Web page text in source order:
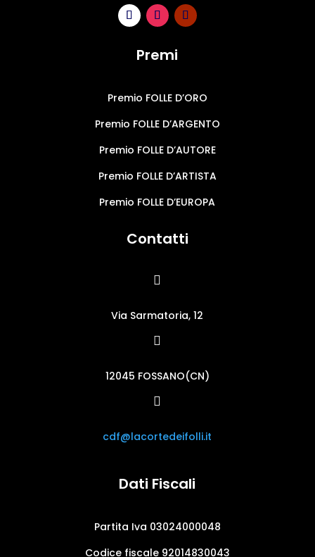
Premi
Premio FOLLE D’ORO
Premio FOLLE D’ARGENTO
Premio FOLLE D’AUTORE
Premio FOLLE D’ARTISTA
Premio FOLLE D’EUROPA
Contatti

Via Sarmatoria, 12

12045 FOSSANO(CN)

cdf@lacortedeifolli.it
Dati Fiscali
Partita Iva 03024000048
Codice fiscale 92014830043